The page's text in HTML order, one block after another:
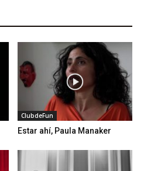
ClubdeFun
Estar ahí, Paula Manaker